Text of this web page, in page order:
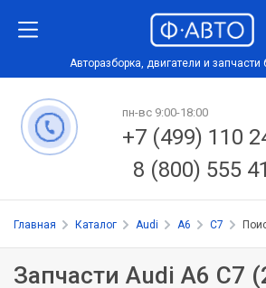
Авторазборка, двигатели и запчасти
пн-вс 9:00-18:00
+7 (499) 110
8 (800) 555
Главная Каталог Audi A6 C7
Запчасти Audi A6 C7